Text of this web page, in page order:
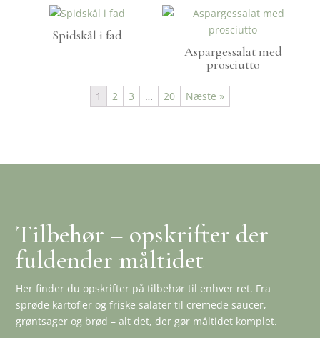
Spidskål i fad
Aspargessalat med
prosciutto
1 2 3 … 20 Næste »
Tilbehør – opskrifter der
fuldender måltidet
Her finder du opskrifter på tilbehør til enhver ret. Fra
sprøde kartofler og friske salater til cremede saucer,
grøntsager og brød – alt det, der gør måltidet komplet.